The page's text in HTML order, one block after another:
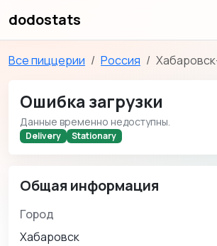
dodostats
Все пиццерии Россия
Ошибка загрузки
Данные временно недоступны.
Delivery Stationary
Общая информация
Город
Хабаровск